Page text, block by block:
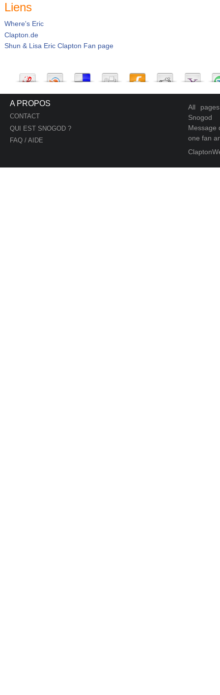
Liens
Where's Eric
Clapton.de
Shun & Lisa Eric Clapton Fan page
A PROPOS
CONTACT
QUI EST SNOGOD ?
FAQ / AIDE
All
Snogod
Message
one fan